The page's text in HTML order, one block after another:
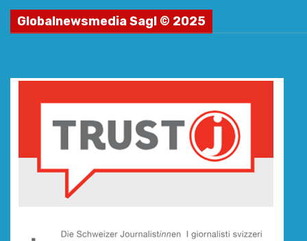
Globalnewsmedia Sagl © 2025